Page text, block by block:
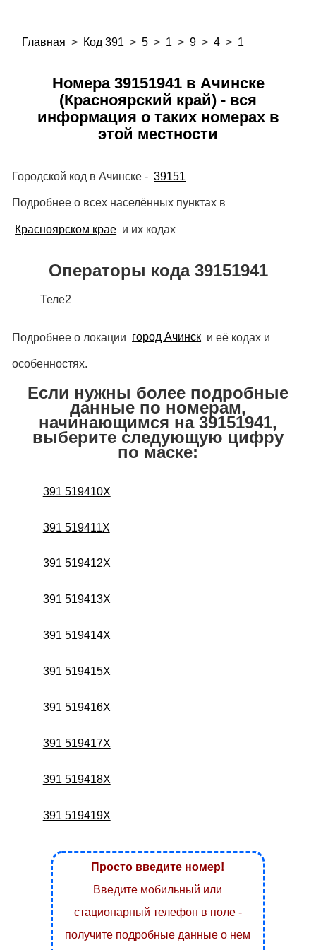
Главная > Код 391 > 5 > 1 > 9 > 4 > 1
Номера 39151941 в Ачинске
(Красноярский край) - вся
информация о таких номерах в
этой местности
Городской код в Ачинске - 39151
Подробнее о всех населённых пунктах в
Красноярском крае и их кодах
Операторы кода 39151941
Теле2
Подробнее о локации город Ачинск и её кодах и
особенностях.
Если нужны более подробные
данные по номерам,
начинающимся на 39151941,
выберите следующую цифру
по маске:
391 519410X
391 519411X
391 519412X
391 519413X
391 519414X
391 519415X
391 519416X
391 519417X
391 519418X
391 519419X
Просто введите номер!
Введите мобильный или
стационарный телефон в поле -
получите подробные данные о нем